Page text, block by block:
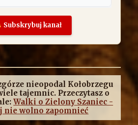
Subskrybuj kanał
nieopodal Kołobrzegu
tajemnic. Przeczytasz o
Walki o Zielony Szaniec -
wolno zapomnieć